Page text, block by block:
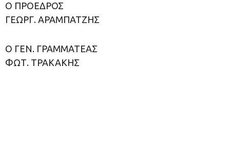
Ο ΠΡΟΕΔΡΟΣ
ΓΕΩΡΓ. ΑΡΑΜΠΑΤΖΗΣ
Ο ΓΕΝ. ΓΡΑΜΜΑΤΕΑΣ
ΦΩΤ. ΤΡΑΚΑΚΗΣ